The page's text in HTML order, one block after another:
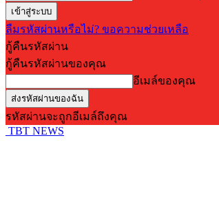
ลืมรหัสผ่านหรือไม่? ขอความช่วยเหลือ
กู้คืนรหัสผ่าน
กู้คืนรหัสผ่านของคุณ
อีเมล์ของคุณ
รหัสผ่านจะถูกอีเมล์ถึงคุณ
TBT NEWS